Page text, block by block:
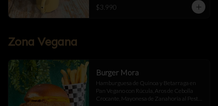
$3.990
Zona Vegana
Burger Mora
Hamburguesa de Quinoa y Betarraga en
Pan Vegano con Rúcula, Aros de Cebolla
Crocante, Mayonesa de Zanahoria al Pesto,